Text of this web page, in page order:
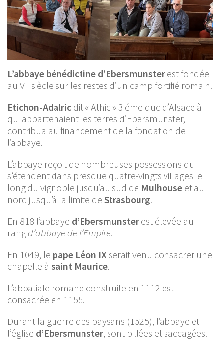
L’abbaye bénédictine d’Ebersmunster est fondée
au VII siècle sur les restes d’un camp fortifié romain.
Etichon-Adalric dit « Athic » 3iéme duc d’Alsace à
qui appartenaient les terres d’Ebersmunster,
contribua au financement de la fondation de
l’abbaye.
L’abbaye reçoit de nombreuses possessions qui
s’étendent dans presque quatre-vingts villages le
long du vignoble jusqu’au sud de Mulhouse et au
nord jusqu’à la limite de Strasbourg.
En 818 l’abbaye d’Ebersmunster est élevée au
rang d’abbaye de l’Empire.
En 1049, le pape Léon IXserait venu consacrer une
chapelle à saint Maurice.
L’abbatiale romane construite en 1112 est
consacrée en 1155.
Durant la guerre des paysans (1525), l’abbaye et
l’église d’Ebersmunster, sont pillées et saccagées.